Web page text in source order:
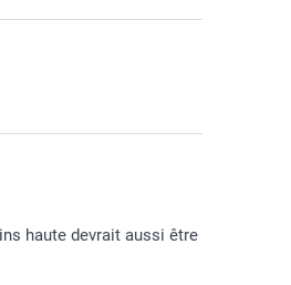
haute devrait aussi être